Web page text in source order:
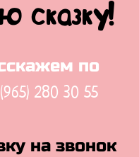
сказку!
по
280 30 55
на звонок